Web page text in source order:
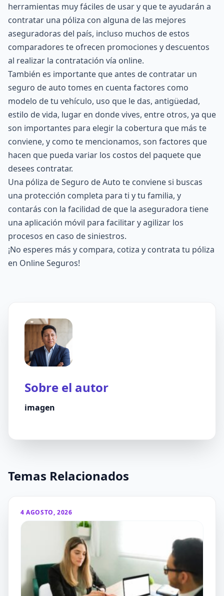
herramientas muy fáciles de usar y que te ayudarán a
contratar una póliza con alguna de las mejores
aseguradoras del país, incluso muchos de estos
comparadores te ofrecen promociones y descuentos
al realizar la contratación vía online.
También es importante que antes de contratar un
seguro de auto tomes en cuenta factores como
modelo de tu vehículo, uso que le das, antigüedad,
estilo de vida, lugar en donde vives, entre otros, ya que
son importantes para elegir la cobertura que más te
conviene, y como te mencionamos, son factores que
hacen que pueda variar los costos del paquete que
desees contratar.
Una póliza de Seguro de Auto te conviene si buscas
una protección completa para ti y tu familia, y
contarás con la facilidad de que la aseguradora tiene
una aplicación móvil para facilitar y agilizar los
procesos en caso de siniestros.
¡No esperes más y compara, cotiza y contrata tu póliza
en Online Seguros!
Sobre el autor
imagen
Temas Relacionados
4 AGOSTO, 2026